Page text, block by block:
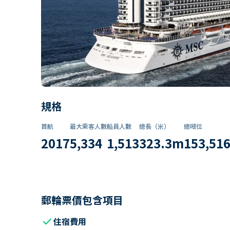
規格
首航
2017
最大乘客人數
5,334
船員人數
1,513
總長（米）
323.3m
總噸位
153,516
郵輪票價包含項目
check住宿費用